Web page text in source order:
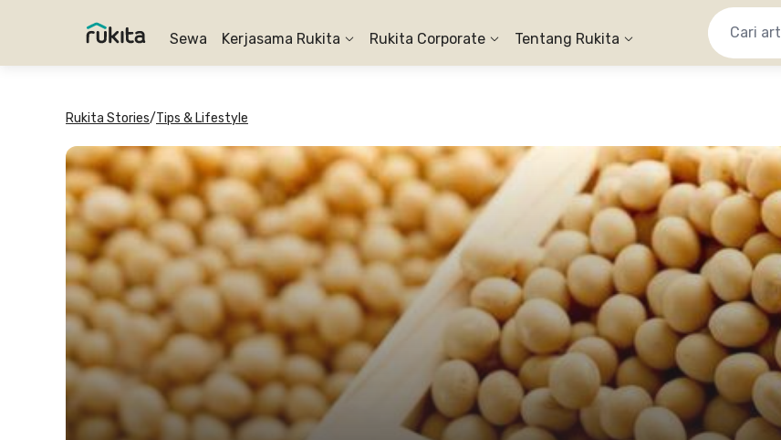
Sewa Kerjasama Rukita Rukita Corporate Tentang Rukita
Rukita Stories/Tips & Lifestyle